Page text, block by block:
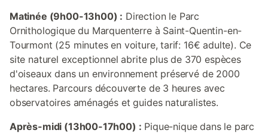
Matinée (9h00-13h00) : Direction le Parc
Ornithologique du Marquenterre à Saint-Quentin-en-
Tourmont (25 minutes en voiture, tarif: 16€ adulte). Ce
site naturel exceptionnel abrite plus de 370 espèces
d'oiseaux dans un environnement préservé de 2000
hectares. Parcours découverte de 3 heures avec
observatoires aménagés et guides naturalistes.
Après-midi (13h00-17h00) : Pique-nique dans le parc